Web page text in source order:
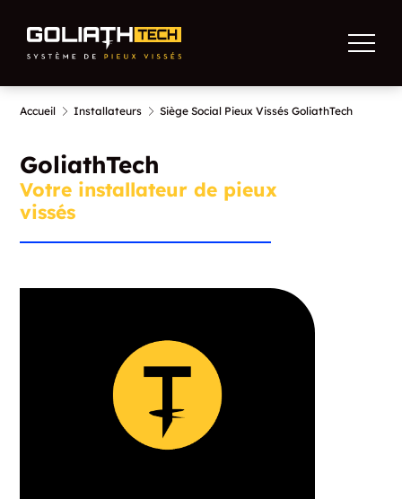
Accueil Installateurs Siège Social Pieux Vissés GoliathTech
GoliathTech
Votre installateur de pieux
vissés